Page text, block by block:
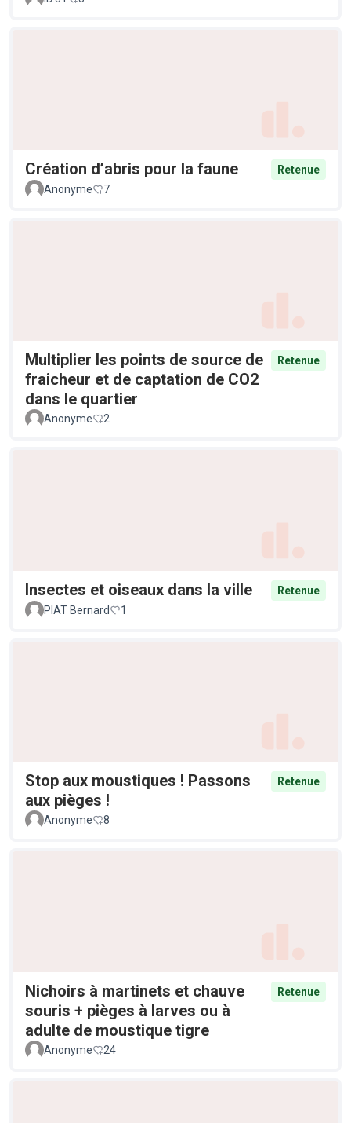
Création d’abris pour la faune
Retenue
Anonyme
7
Multiplier les points de source de
fraicheur et de captation de CO2
dans le quartier
Retenue
Anonyme 2
Insectes et oiseaux dans la ville
Retenue
PIAT Bernard
1
Stop aux moustiques ! Passons
aux pièges !
Retenue
Anonyme 8
Nichoirs à martinets et chauve
souris + pièges à larves ou à
adulte de moustique tigre
Retenue
Anonyme 24